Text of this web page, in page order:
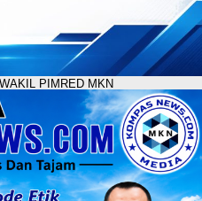
PIMRED MKN